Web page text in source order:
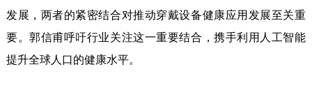
发展，两者的紧密结合对推动穿戴设备健康应用发展至关重
要。郭信甫呼吁行业关注这一重要结合，携手利用人工智能
提升全球人口的健康水平。